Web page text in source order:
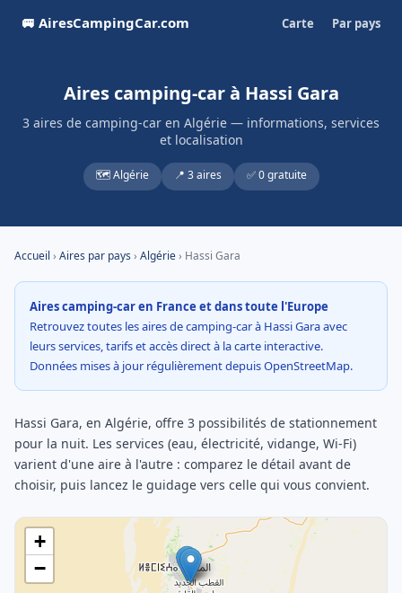
🚐 AiresCampingCar.com Carte Par pays
Aires camping-car à Hassi Gara
3 aires de camping-car en Algérie — informations, services
et localisation
🗺️ Algérie 📍 3 aires ✅ 0 gratuite
Accueil › Aires par pays› Algérie› Hassi Gara
Aires camping-car en France et dans toute l'Europe
Retrouvez toutes les aires de camping-car à Hassi Gara avec
leurs services, tarifs et accès direct à la carte interactive.
Données mises à jour régulièrement depuis OpenStreetMap.
Hassi Gara, en Algérie, offre 3 possibilités de stationnement
pour la nuit. Les services (eau, électricité, vidange, Wi-Fi)
varient d'une aire à l'autre : comparez le détail avant de
choisir, puis lancez le guidage vers celle qui vous convient.
+
−